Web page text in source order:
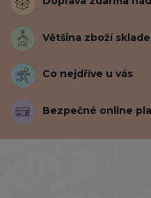
Většina zboží
Co nejdříve u vás
Bezpečné online